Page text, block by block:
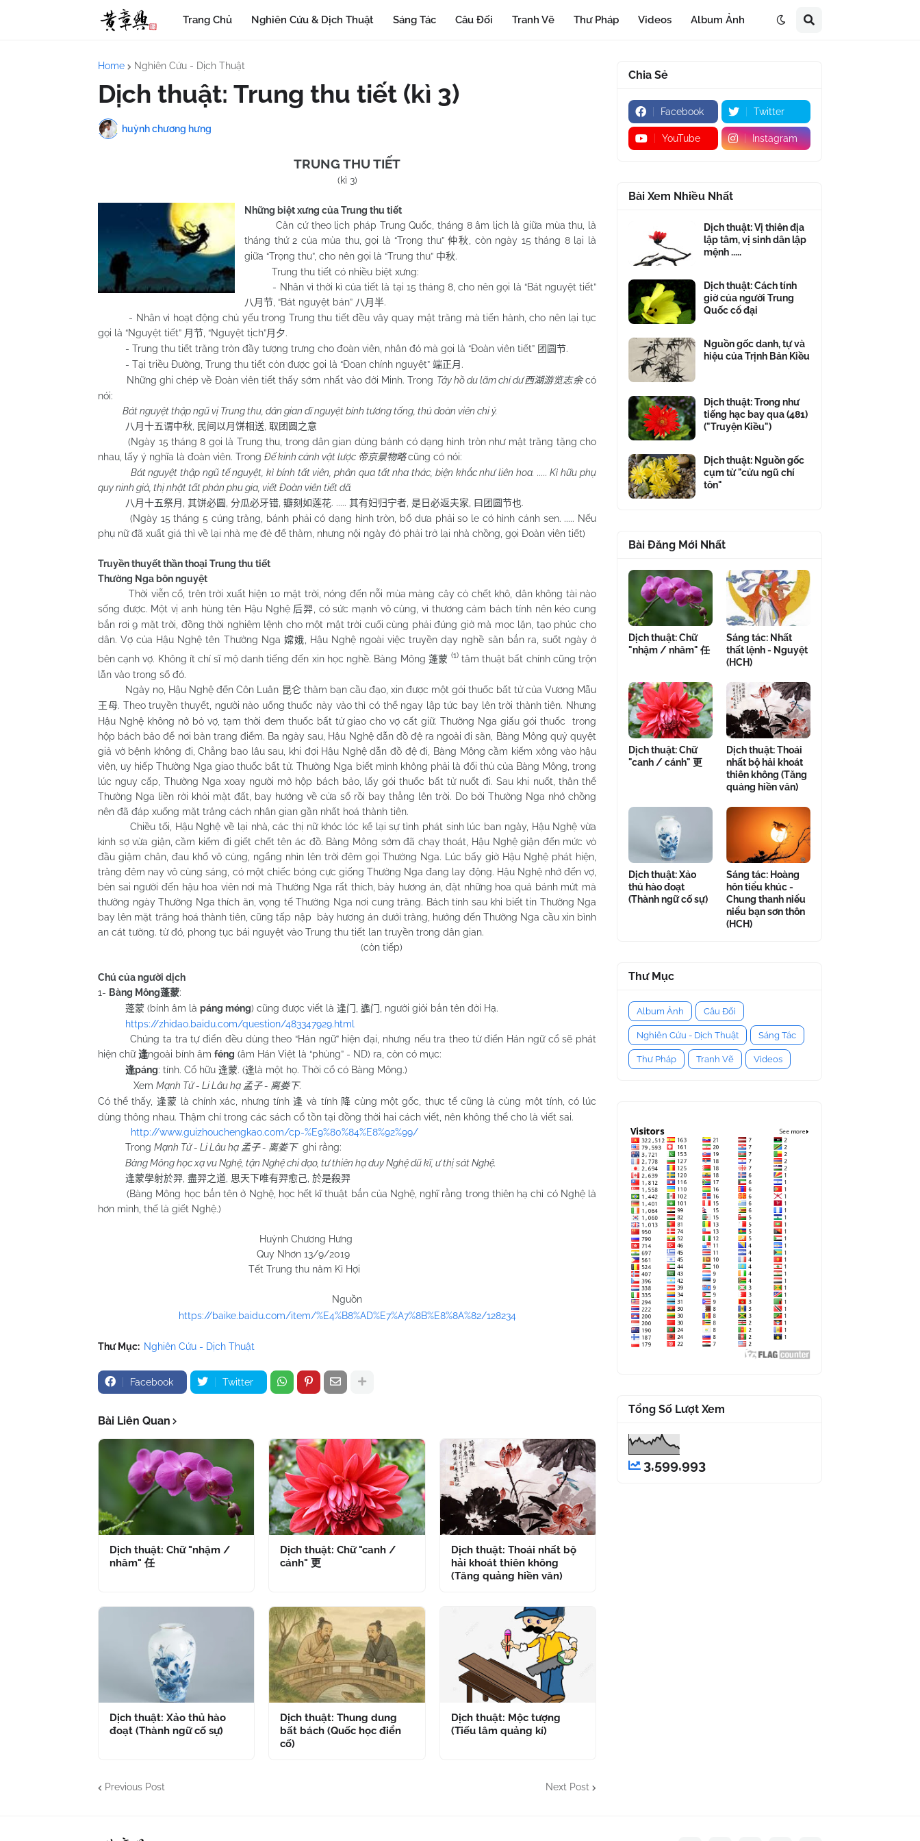
Trang Chủ Nghiên Cứu & Dịch Thuật Sáng Tác Câu Đối Tranh Vẽ Thư Pháp Videos Album Ảnh
Home Nghiên Cứu - Dịch Thuật
Dịch thuật: Trung thu tiết (kì 3)
huỳnh chương hưng
TRUNG THU TIẾT
(kì 3)
Những biệt xưng của Trung thu tiết
Căn cứ theo lịch pháp Trung Quốc, tháng 8 âm lịch là giữa mùa thu, là
tháng thứ 2 của mùa thu, gọi là “Trọng thu”仲秋
, còn ngày 15 tháng 8 lại là
giữa “Trọng thu”, cho nên gọi là “Trung thu” 中秋.
Trung thu tiết có nhiều biệt xưng:
- Nhân vì thời kì của tiết là tại 15 tháng 8, cho nên gọi là “Bát nguyệt tiết”
八月节 , “Bát nguyệt bán” 八月半.
- Nhân vì hoạt động chủ yếu trong Trung thu tiết đều vây quay mặt trăng mà tiến hành, cho nên lại tục
gọi là “Nguyệt tiết” 月节 , “Nguyệt tịch”月夕.
- Trung thu tiết trăng tròn đầy tượng trưng cho đoàn viên, nhân đó mà gọi là “Đoàn viên tiết” 团圆节.
- Tại triều Đường, Trung thu tiết còn được gọi là “Đoan chính nguyệt” 端正月 .
Những ghi chép về Đoàn viên tiết thấy sớm nhất vào đời Minh. Trong Tây hồ du lãm chí dư西湖游览志余 có
nói:
Bát nguyệt thập ngũ vị Trung thu, dân gian dĩ nguyệt bính tương tống, thủ đoàn viên chi ý.
八月十五谓中秋 民间以月饼相送 取团圆之意
(Ngày 15 tháng 8 gọi là Trung thu, trong dân gian dùng bánh có dạng hình tròn như mặt trăng tặng cho
nhau, lấy ý nghĩa là đoàn viên. Trong Đế kinh cảnh vật lược 帝京景物略 cũng có nói:
Bát nguyệt thập ngũ tế nguyệt, kì bính tất viên, phân qua tất nha thác, biện khắc như liên hoa. ..... Kì hữu phụ
quy ninh giả, thị nhật tất phản phu gia, viết Đoàn viên tiết dã.
八月十五祭月 其饼必圆 分瓜必牙错 瓣刻如莲花. ..... 其有妇归宁者 是日必返夫家 曰团圆节也.
(Ngày 15 tháng 5 cúng trăng, bánh phải có dạng hình tròn, bổ dưa phải so le có hình cánh sen. ..... Nếu
phụ nữ đã xuất giá thì về lại nhà mẹ đẻ để thăm, nhưng nội ngày đó phải trở lại nhà chồng, gọi Đoàn viên tiết)
Truyền thuyết thần thoại Trung thu tiết
Thường Nga bôn nguyệt
Thời viễn cổ, trên trời xuất hiện 10 mặt trời, nóng đến nỗi mùa màng cây cỏ chết khô, dân không tài nào
sống được. Một vị anh hùng tên Hậu Nghệ 后羿 , có sức mạnh vô cùng, vì thương cảm bách tính nên kéo cung
bắn rơi 9 mặt trời, đồng thời nghiêm lệnh cho một mặt trời cuối cùng phải đúng giờ mà mọc lặn, tạo phúc cho
dân. Vợ của Hậu Nghệ tên Thường Nga 嫦娥 , Hậu Nghệ ngoài việc truyền dạy nghề săn bắn ra, suốt ngày ở
bên cạnh vợ. Không ít chí sĩ mộ danh tiếng đến xin học nghề. Bàng Mông 蓬蒙 (1)tâm thuật bất chính cũng trộn
lẫn vào trong số đó.
Ngày nọ, Hậu Nghệ đến Côn Luân 昆仑 thăm bạn cầu đạo, xin được một gói thuốc bất tử của Vương Mẫu
王母. Theo truyền thuyết, người nào uống thuốc này vào thì có thể ngay lập tức bay lên trời thành tiên. Nhưng
Hậu Nghệ không nở bỏ vợ, tạm thời đem thuốc bất tử giao cho vợ cất giữ. Thường Nga giấu gói thuốc trong
hộp bách bảo để nơi bàn trang điểm. Ba ngày sau, Hậu Nghệ dẫn đồ đệ ra ngoài đi săn, Bàng Mông quỷ quyệt
giả vờ bệnh không đi, Chẳng bao lâu sau, khi đợi Hậu Nghệ dẫn đồ đệ đi, Bàng Mông cầm kiếm xông vào hậu
viện, uy hiếp Thường Nga giao thuốc bất tử. Thường Nga biết mình không phải là đối thủ của Bàng Mông, trong
lúc nguy cấp, Thường Nga xoay người mở hộp bách bảo, lấy gói thuốc bất tử nuốt đi. Sau khi nuốt, thân thể
Thường Nga liền rời khỏi mặt đất, bay hướng về cửa sổ rồi bay thẳng lên trời. Do bởi Thường Nga nhớ chồng
nên đã đáp xuống mặt trăng cách nhân gian gần nhất hoá thành tiên.
Chiều tối, Hậu Nghệ về lại nhà, các thị nữ khóc lóc kể lại sự tình phát sinh lúc ban ngày, Hậu Nghệ vừa
kinh sợ vừa giận, cầm kiếm đi giết chết tên ác đồ. Bàng Mông sớm đã chạy thoát, Hậu Nghệ giận đến mức vò
đầu giậm chân, đau khổ vô cùng, ngẩng nhìn lên trời đêm gọi Thường Nga. Lúc bấy giờ Hậu Nghệ phát hiện,
trăng đêm nay vô cùng sáng, có một chiếc bóng cực giống Thường Nga đang lay động. Hậu Nghệ nhớ đến vợ,
bèn sai người đến hậu hoa viên nơi mà Thường Nga rất thích, bày hương án, đặt những hoa quả bánh mứt mà
thường ngày Thường Nga thích ăn, vọng tế Thường Nga nơi cung trăng. Bách tính sau khi biết tin Thường Nga
bay lên mặt trăng hoá thành tiên, cũng tấp nập bày hương án dưới trăng, hướng đến Thường Nga cầu xin bình
an cát tường. từ đó, phong tục bái nguyệt vào Trung thu tiết lan truyền trong dân gian.
(còn tiếp)
Chú của người dịch
1- Bàng Mông蓬蒙:
蓬蒙 (bính âm là páng méng) cũng được viết là 逢门 蠭门
, người giỏi bắn tên đời Hạ.
https://zhidao.baidu.com/question/483347929.html
Chúng ta tra tự điển đều dùng theo “Hán ngữ” hiện đại, nhưng nếu tra theo từ điển Hán ngữ cổ sẽ phát
hiện chữ 逢ngoài bính âm féng (âm Hán Việt là “phùng” - ND) ra, còn có mục:
逢páng: tính. Cổ hữu 逢蒙. (逢 là một họ. Thời cổ có Bàng Mông.)
Xem Mạnh Tử - Li Lâu hạ 孟子- 离娄下.
Có thể thấy, 逢蒙 là chính xác, nhưng tính 逢 và tính 降 cùng một gốc, thực tế cũng là cùng một tính, có lúc
dùng thông nhau. Thậm chí trong các sách cổ tồn tại đồng thời hai cách viết, nên không thể cho là viết sai.
http://www.guizhouchengkao.com/cp-%E9%80%84%E8%92%99/
Trong Mạnh Tử - Li Lâu hạ 孟子- 离娄下 ghi rằng:
Bàng Mông học xạ vu Nghệ, tận Nghệ chi đạo, tư thiên hạ duy Nghệ dũ kĩ, ư thị sát Nghệ.
逢蒙學射於羿 盡羿之道 思天下唯有羿愈己 於是殺羿
(Bàng Mông học bắn tên ở Nghệ, học hết kĩ thuật bắn của Nghệ, nghĩ rằng trong thiên hạ chỉ có Nghệ là
hơn mình, thế là giết Nghệ.)
Huỳnh Chương Hưng
Quy Nhơn 13/9/2019
Tết Trung thu năm Kỉ Hợi
Nguồn
https://baike.baidu.com/item/%E4%B8%AD%E7%A7%8B%E8%8A%82/128234
Thư Mục: Nghiên Cứu - Dịch Thuật
Facebook Twitter
Bài Liên Quan
Dịch thuật: Chữ "nhậm /
nhâm" 任
Dịch thuật: Chữ "canh /
cánh" 更
Dịch thuật: Thoái nhất bộ
hải khoát thiên không
(Tăng quảng hiền văn)
Dịch thuật: Xảo thủ hào
đoạt (Thành ngữ cố sự)
Dịch thuật: Thung dung
bất bách (Quốc học điển
cố)
Dịch thuật: Mộc tượng
(Tiếu lâm quảng kí)
Previous Post Next Post
Chia Sẻ
Facebook Twitter
YouTube Instagram
Bài Xem Nhiều Nhất
Dịch thuật: Vị thiên địa
lập tâm, vị sinh dân lập
mệnh .....
Dịch thuật: Cách tính
giờ của người Trung
Quốc cổ đại
Nguồn gốc danh, tự và
hiệu của Trịnh Bản Kiều
Dịch thuật: Trong như
tiếng hạc bay qua (481)
("Truyện Kiều")
Dịch thuật: Nguồn gốc
cụm từ "cửu ngũ chí
tôn"
Bài Đăng Mới Nhất
Dịch thuật: Chữ
"nhậm / nhâm" 任
Sáng tác: Nhất
thất lệnh - Nguyệt
(HCH)
Dịch thuật: Chữ
"canh / cánh" 更
Dịch thuật: Thoái
nhất bộ hải khoát
thiên không (Tăng
quảng hiền văn)
Dịch thuật: Xảo
thủ hào đoạt
(Thành ngữ cố sự)
Sáng tác: Hoàng
hôn tiểu khúc -
Chung thanh niểu
niểu bạn sơn thôn
(HCH)
Thư Mục
Album Ảnh Câu Đối
Nghiên Cứu - Dịch Thuật Sáng Tác
Thư Pháp Tranh Vẽ Videos
Tổng Số Lượt Xem
3,599,993